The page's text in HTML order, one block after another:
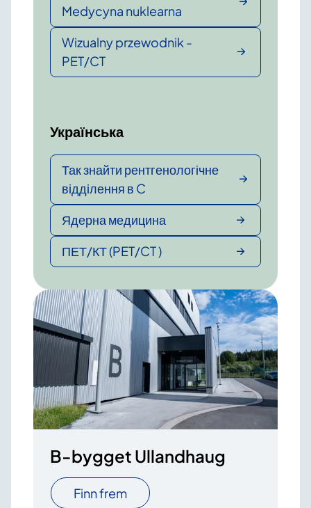
Medycyna nuklearna
Wizualny przewodnik -
PET/CT
Українська
Так знайти рентгенологічне
відділення в C
Ядерна медицина
ПЕТ/КТ (PET/CT )
B-bygget Ullandhaug
Finn frem